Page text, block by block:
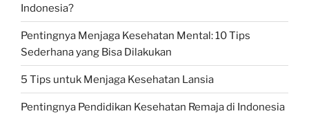
Indonesia?
Pentingnya Menjaga Kesehatan Mental: 10 Tips
Sederhana yang Bisa Dilakukan
5 Tips untuk Menjaga Kesehatan Lansia
Pentingnya Pendidikan Kesehatan Remaja di Indonesia